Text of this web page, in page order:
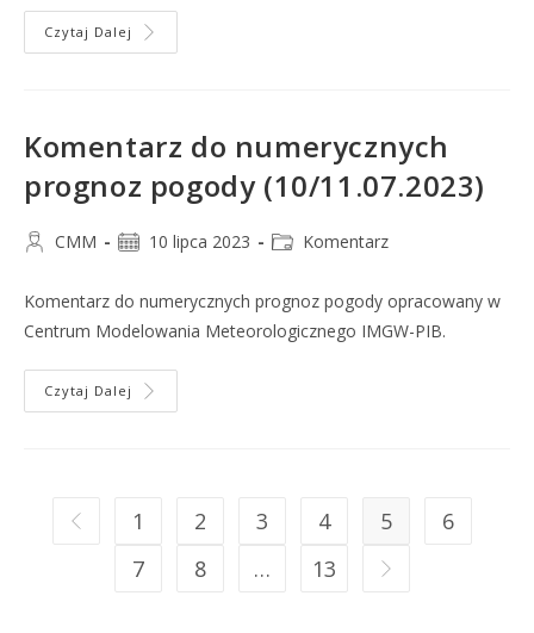
Czytaj Dalej
Komentarz do numerycznych
prognoz pogody (10/11.07.2023)
CMM 10 lipca 2023 Komentarz
Komentarz do numerycznych prognoz pogody opracowany w
Centrum Modelowania Meteorologicznego IMGW-PIB.
Czytaj Dalej
1 2 3 4 5
6
7
8 … 13